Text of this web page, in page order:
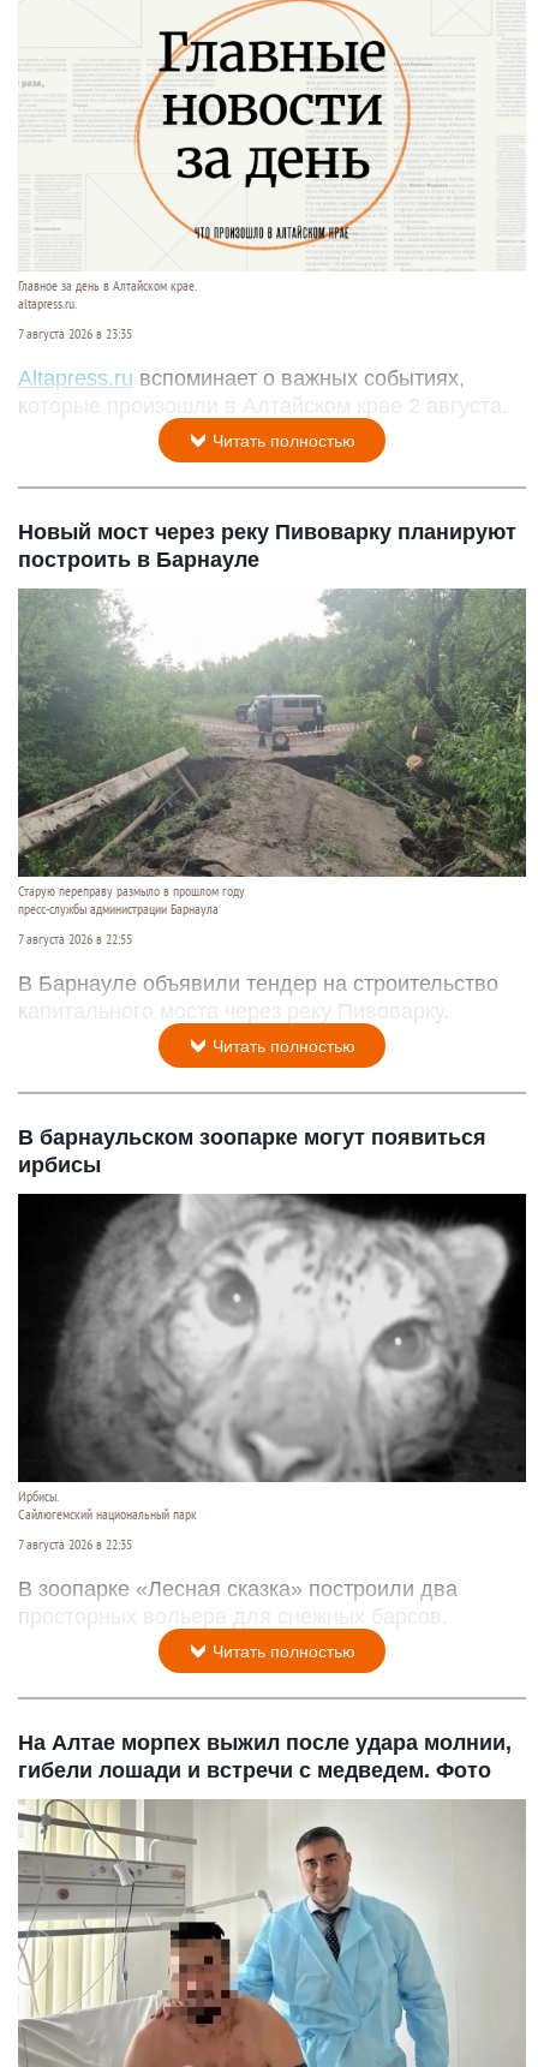
Главное за день в Алтайском крае.
altapress.ru.
7 августа 2026 в 23:35
Altapress.ru вспоминает о важных событиях,
которые произошли в Алтайском крае 2 августа.
Читать полностью
Новый мост через реку Пивоварку планируют
построить в Барнауле
Старую переправу размыло в прошлом году
пресс-службы администрации Барнаула
7 августа 2026 в 22:55
В Барнауле объявили тендер на строительство
капитального моста через реку Пивоварку.
Читать полностью
В барнаульском зоопарке могут появиться
ирбисы
Ирбисы.
Сайлюгемский национальный парк
7 августа 2026 в 22:35
В зоопарке «Лесная сказка» построили два
просторных вольера для снежных барсов.
Читать полностью
На Алтае морпех выжил после удара молнии,
гибели лошади и встречи с медведем. Фото